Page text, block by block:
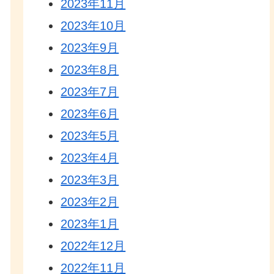
2023年11月
2023年10月
2023年9月
2023年8月
2023年7月
2023年6月
2023年5月
2023年4月
2023年3月
2023年2月
2023年1月
2022年12月
2022年11月